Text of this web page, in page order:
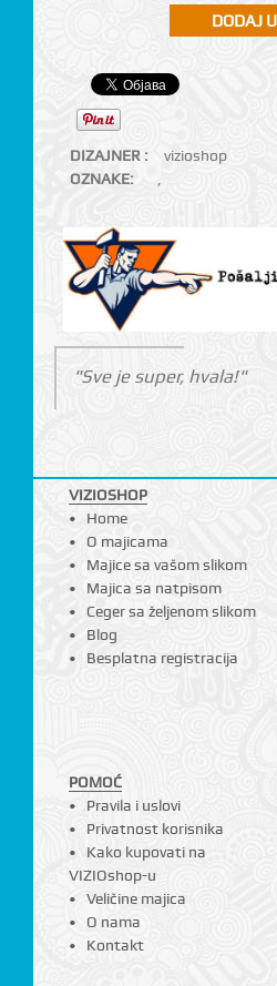
DIZAJNER :
vizioshop
OZNAKE:
,
"Sve je super, hvala!"
VIZIOSHOP
Home
O majicama
Majice sa vašom slikom
Majica sa natpisom
Ceger sa željenom slikom
Blog
Besplatna registracija
POMOĆ
Pravila i uslovi
Privatnost korisnika
Kako kupovati na
VIZIOshop-u
Veličine majica
O nama
Kontakt